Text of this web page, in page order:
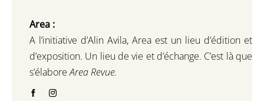
Area :
A l’initiative d’Alin Avila, Area est un lieu d’édition et
d’exposition. Un lieu de vie et d’échange. C’est là que
s’élaboreArea Revue.